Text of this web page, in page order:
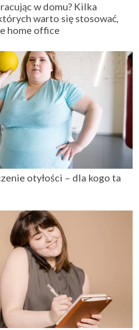
w domu? Kilka
warto się stosować,
home office
otyłości – dla kogo ta